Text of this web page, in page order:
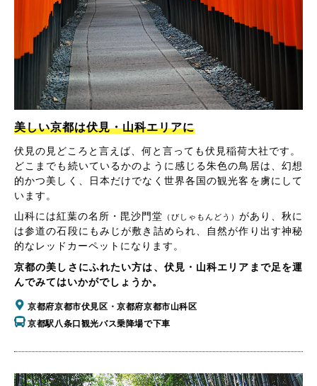
美しい京都は伏見・山科エリアに
伏見の見どころと言えば、何と言っても伏見稲荷大社です。
どこまでも続いているかのように感じる朱色の鳥居は、幻想
的かつ美しく、日本だけでなく世界各国の観光客を虜にして
います。
山科には紅葉の名所・毘沙門堂 （びしゃもんどう） があり、秋に
は参道の石段にもみじが敷き詰められ、自然が作り出す神秘
的なレッドカーペットになります。
京都の美しさにふれたい方は、伏見・山科エリアまで足を運
んでみてはいかがでしょうか。
京都府京都市伏見区・京都府京都市山科区
京都駅八条口観光バス乗降場で下車